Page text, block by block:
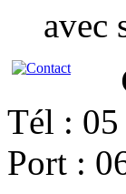
avec
Tél :
Port :